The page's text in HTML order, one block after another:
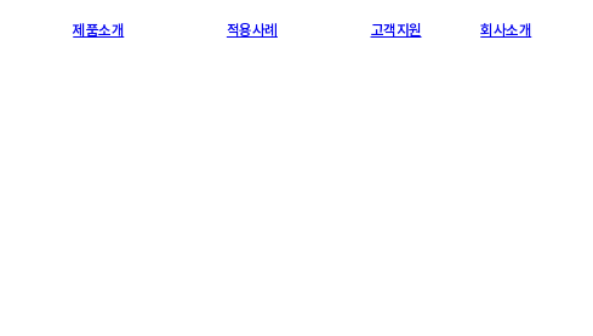
제품소개 적용사례 고객지원 회사소개